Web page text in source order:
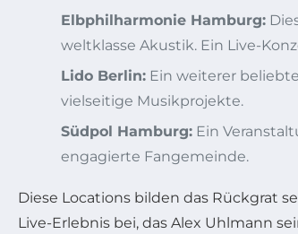
Elbphilharmonie Hamburg:
weltklasse Akustik. Ein Live-
Lido Berlin: Ein weiterer
vielseitige Musikprojekte.
Südpol Hamburg: Ein
engagierte Fangemeinde.
Diese Locations bilden das Rückgrat
Live-Erlebnis bei, das Alex Uhlmann